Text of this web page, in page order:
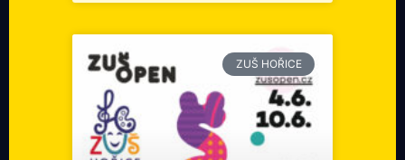
ZUŠ HOŘICE